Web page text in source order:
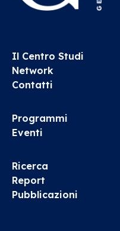
Il Centro Studi
Network
Contatti
Programmi
Eventi
Ricerca
Report
Pubblicazioni